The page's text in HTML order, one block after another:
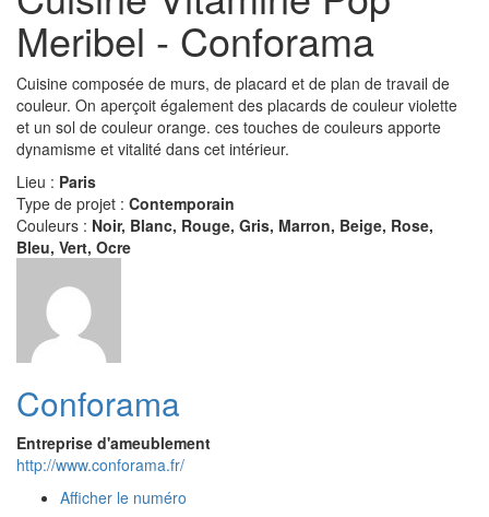
Meribel - Conforama
Cuisine composée de murs, de placard et de plan de travail de
couleur. On aperçoit également des placards de couleur violette
et un sol de couleur orange. ces touches de couleurs apporte
dynamisme et vitalité dans cet intérieur.
Lieu : Paris
Type de projet : Contemporain
Couleurs : Noir, Blanc, Rouge, Gris, Marron, Beige, Rose,
Bleu, Vert, Ocre
Conforama
Entreprise d'ameublement
http://www.conforama.fr/
Afficher le numéro